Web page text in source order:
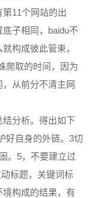
11个网站的出
子相同，baidu不
构成彼此管束，
爬取的时间，因为
从前分不清主网
分析。得出如下
好自身的外链。3切
。5，不要建立过
标题，关键词标
构成的结果，有